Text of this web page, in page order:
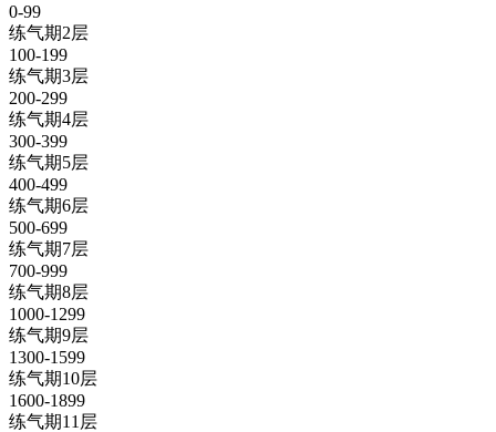
0-99
练气期2层
100-199
练气期3层
200-299
练气期4层
300-399
练气期5层
400-499
练气期6层
500-699
练气期7层
700-999
练气期8层
1000-1299
练气期9层
1300-1599
练气期10层
1600-1899
练气期11层